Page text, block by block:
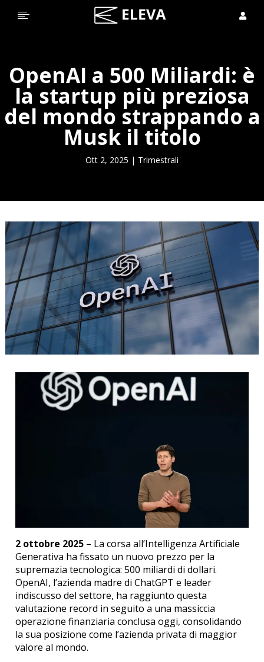
 
OpenAI a 500 Miliardi: è
la startup più preziosa
del mondo strappando a
Musk il titolo
Ott 2, 2025 | Trimestrali
2 ottobre 2025 – La corsa all’Intelligenza Artificiale
Generativa ha fissato un nuovo prezzo per la
supremazia tecnologica: 500 miliardi di dollari.
OpenAI, l’azienda madre di ChatGPT e leader
indiscusso del settore, ha raggiunto questa
valutazione record in seguito a una massiccia
operazione finanziaria conclusa oggi, consolidando
la sua posizione come l’azienda privata di maggior
valore al mondo.